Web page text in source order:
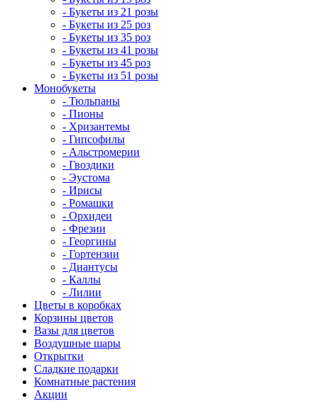
- Букеты из 21 розы
- Букеты из 25 роз
- Букеты из 35 роз
- Букеты из 41 розы
- Букеты из 45 роз
- Букеты из 51 розы
Монобукеты
- Тюльпаны
- Пионы
- Хризантемы
- Гипсофилы
- Альстромерии
- Гвоздики
- Эустома
- Ирисы
- Ромашки
- Орхидеи
- Фрезии
- Георгины
- Гортензии
- Диантусы
- Каллы
- Лилии
Цветы в коробках
Корзины цветов
Вазы для цветов
Воздушные шары
Открытки
Сладкие подарки
Комнатные растения
Акции